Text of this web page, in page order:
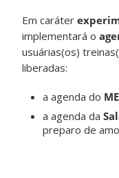
Em caráter
implementará o
usuárias(os)
liberadas:
a agenda do
a agenda da
preparo de